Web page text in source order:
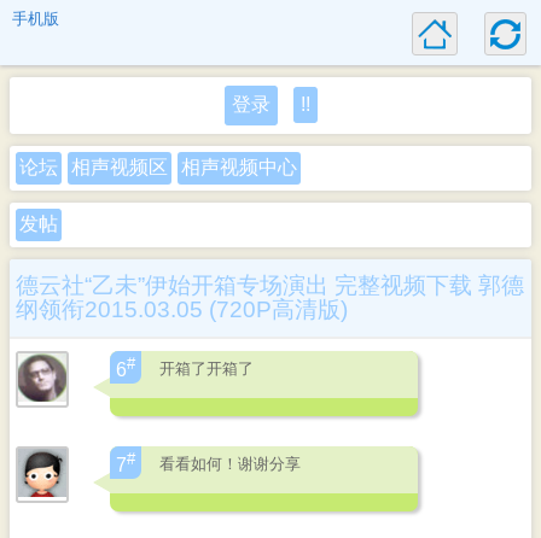
手机版
登录 !!
论坛 相声视频区 相声视频中心
发帖
德云社“乙未”伊始开箱专场演出 完整视频下载 郭德
纲领衔2015.03.05 (720P高清版)
6# 开箱了开箱了
7# 看看如何！谢谢分享